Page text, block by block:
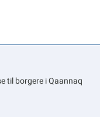
til borgere i Qaannaq